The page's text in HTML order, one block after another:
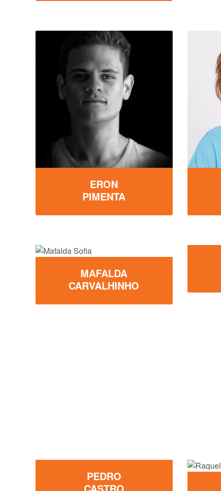
ERON
PIMENTA
MAFALDA
CARVALHINHO
PEDRO
CASTRO